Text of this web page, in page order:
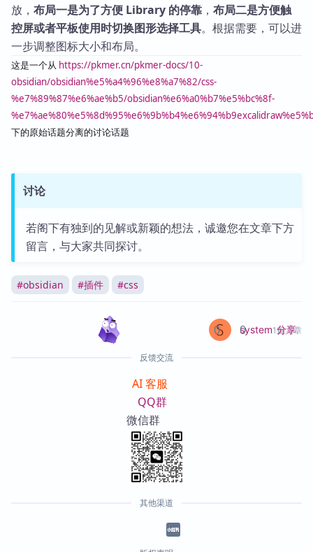
放， 布局一是为了方便 Library 的停靠 ， 布局二是方便触
控屏或者平板使用时切换图形选择工具。根据需要，可以进
一步调整图标大小和布局。
这是一个从 https://pkmer.cn/pkmer-docs/10-
obsidian/obsidian%e5%a4%96%e8%a7%82/css-
%e7%89%87%e6%ae%b5/obsidian%e6%a0%b7%e5%bc%8f-
下的原始话题分离的讨论话题
讨论
若阁下有独到的见解或新颖的想法，诚邀您在文章下方
留言，与大家共同探讨。
#obsidian #插件 #css
system1篇文章
0 0 分享
反馈交流
AI 客服
QQ群
微信群
其他渠道